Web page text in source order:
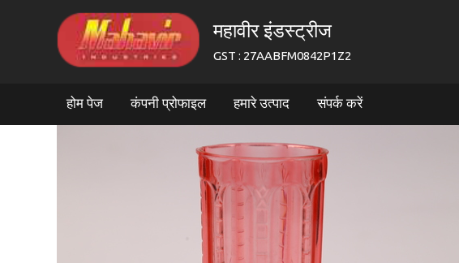
महावीर इंडस्ट्रीज
GST : 27AABFM0842P1Z2
होम पेज कंपनी प्रोफाइल हमारे उत्पाद संपर्क करें